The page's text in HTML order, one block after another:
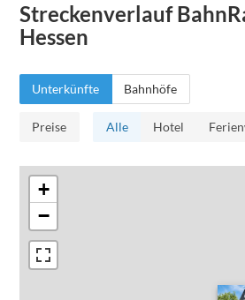
Streckenverlauf
Hessen
Unterkünfte Bahnhöfe
Preise Alle Hotel
+
−